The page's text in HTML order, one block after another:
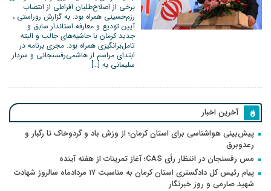
برخی از اصلاح‌طلبان افراطی از انتصاب
رزم‌حسینی همراه بود. به گزارش روراستی ،
آیین تودیع و معارفه استاندار سابق و
جدید کرمان با حاشیه‌های جالب و البته
تامل‌برانگیزی همراه بود. مجری برنامه در
ابتدای مراسم از هاشمی‌رفسنجانی و سردار
سلیمانی به […]
آخرین اخبار
پیش‌بینی هواشناسی برای استان کرمان؛ از وزش باد و گردوخاک تا رگبار و
رعدوبرق
مس رفسنجان در انتظار رأی CAS؛ آغاز تمرینات از هفته آینده
پیام رئیس کل دادگستری استان کرمان به مناسبت ۱۷ مردادماه سالروز شهادت
شهید صارمی و روز خبرنگار